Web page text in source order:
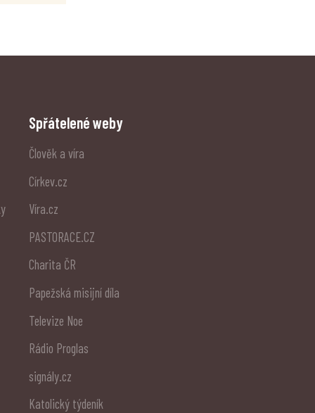
Spřátelené weby
Člověk a víra
Církev.cz
Víra.cz
PASTORACE.CZ
Charita ČR
Papežská misijní díla
Televize Noe
Rádio Proglas
signály.cz
Katolický týdeník